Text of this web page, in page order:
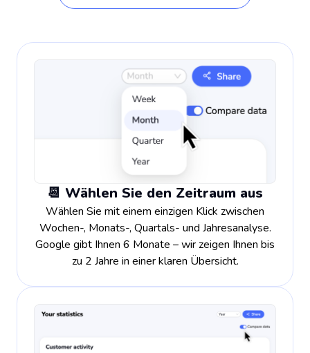
📆 Wählen Sie den Zeitraum aus
Wählen Sie mit einem einzigen Klick zwischen
Wochen-, Monats-, Quartals- und Jahresanalyse.
Google gibt Ihnen 6 Monate – wir zeigen Ihnen bis
zu 2 Jahre in einer klaren Übersicht.